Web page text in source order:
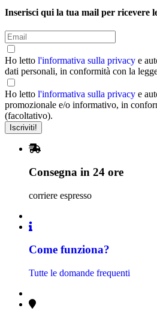
Inserisci qui la tua mail per ricevere
Ho letto l'informativa sulla privacy e
dati personali, in conformità con la
Ho letto l'informativa sulla privacy e
promozionale e/o informativo, in
(facoltativo).
Consegna in 24 ore
corriere espresso
Come funziona?
Tutte le domande frequenti